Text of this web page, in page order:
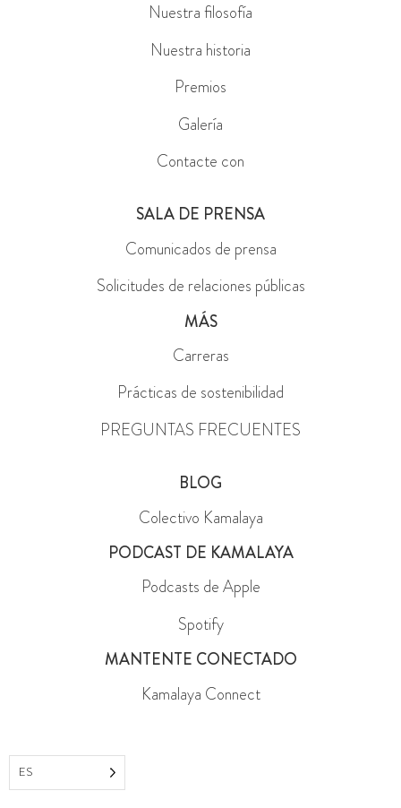
Nuestra filosofía
Nuestra historia
Premios
Galería
Contacte con
SALA DE PRENSA
Comunicados de prensa
Solicitudes de relaciones públicas
MÁS
Carreras
Prácticas de sostenibilidad
PREGUNTAS FRECUENTES
BLOG
Colectivo Kamalaya
PODCAST DE KAMALAYA
Podcasts de Apple
Spotify
MANTENTE CONECTADO
Kamalaya Connect
ES